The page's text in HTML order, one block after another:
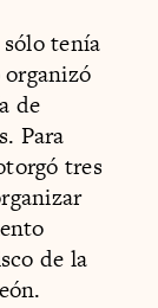
tenía
de
Para
tres
de la